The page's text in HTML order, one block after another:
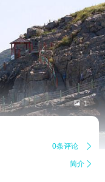
 1
0条评论 
简介 